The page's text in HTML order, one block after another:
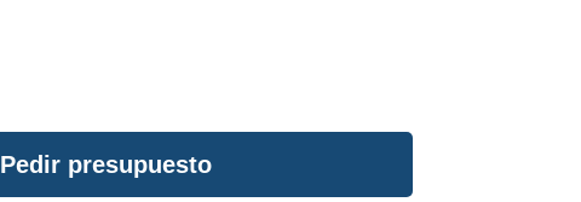
Pedir presupuesto